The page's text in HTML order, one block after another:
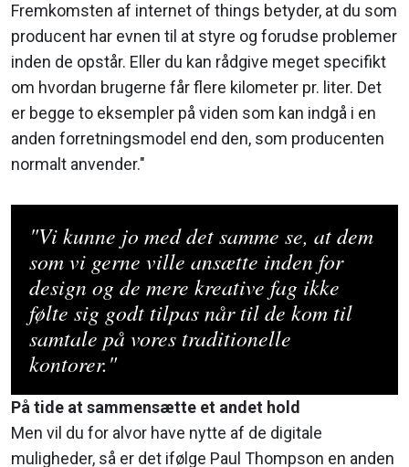
Fremkomsten af internet of things betyder, at du som
producent har evnen til at styre og forudse problemer
inden de opstår. Eller du kan rådgive meget specifikt
om hvordan brugerne får flere kilometer pr. liter. Det
er begge to eksempler på viden som kan indgå i en
anden forretningsmodel end den, som producenten
normalt anvender."
"Vi kunne jo med det samme se, at dem
som vi gerne ville ansætte inden for
design og de mere kreative fag ikke
følte sig godt tilpas når til de kom til
samtale på vores traditionelle
kontorer."
På tide at sammensætte et andet hold
Men vil du for alvor have nytte af de digitale
muligheder, så er det ifølge Paul Thompson en anden